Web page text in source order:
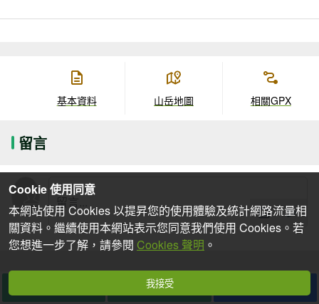
基本資料 山岳地圖 相關GPX
留言
去過
Cookie 使用同意
本網站使用 Cookies 以提昇您的使用體驗及統計網路流量相
關資料。繼續使用本網站表示您同意我們使用 Cookies。若
您想進一步了解，請參閱 Cookies 聲明 。
我接受